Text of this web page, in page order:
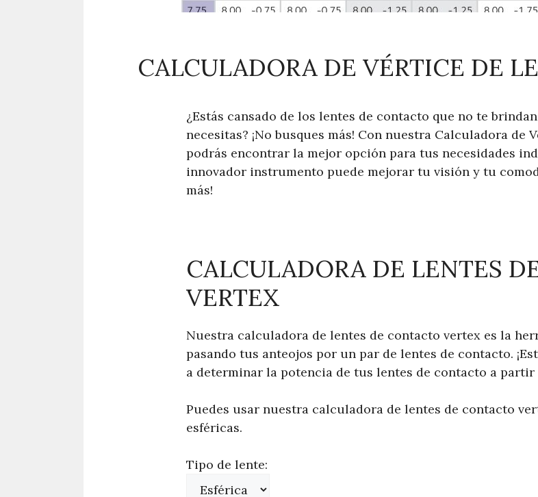
CALCULADORA DE VÉRTICE DE
¿Estás cansado de los lentes de contacto que no te
necesitas? ¡No busques más! Con nuestra Calculadora de
podrás encontrar la mejor opción para tus necesidades
innovador instrumento puede mejorar tu visión y tu
más!
CALCULADORA DE LENTES
VERTEX
Nuestra calculadora de lentes de contacto vertex es la
pasando tus anteojos por un par de lentes de contacto.
a determinar la potencia de tus lentes de contacto a partir
Puedes usar nuestra calculadora de lentes de contacto
esféricas.
Tipo de lente: